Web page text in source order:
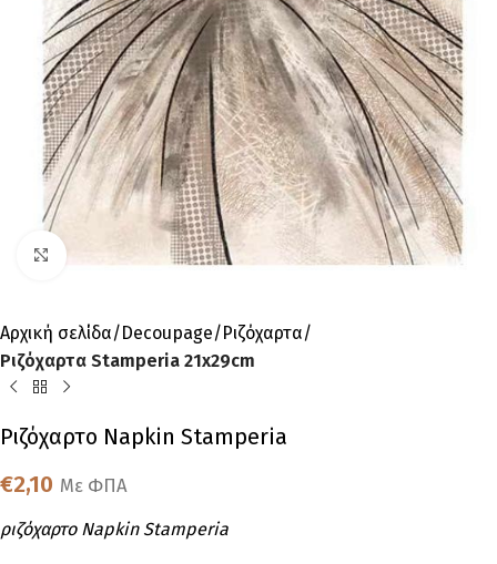
Click to enlarge
Αρχική σελίδα Decoupage Ριζόχαρτα
Ριζόχαρτα Stamperia 21x29cm
Ριζόχαρτο Napkin Stamperia
€2,10 Με ΦΠΑ
ριζόχαρτο Napkin Stamperia